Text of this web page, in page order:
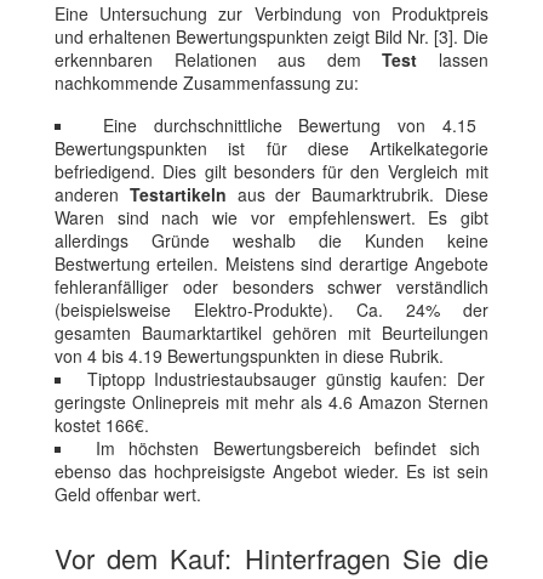
Eine Untersuchung zur Verbindung von Produktpreis
und erhaltenen Bewertungspunkten zeigt Bild Nr. [3]. Die
erkennbaren Relationen aus demTest lassen
nachkommende Zusammenfassung zu:
Eine durchschnittliche Bewertung von 4.15
Bewertungspunkten ist für diese Artikelkategorie
befriedigend. Dies gilt besonders für den Vergleich mit
anderen Testartikeln aus der Baumarktrubrik. Diese
Waren sind nach wie vor empfehlenswert. Es gibt
allerdings Gründe weshalb die Kunden keine
Bestwertung erteilen. Meistens sind derartige Angebote
fehleranfälliger oder besonders schwer verständlich
(beispielsweise Elektro-Produkte). Ca. 24% der
gesamten Baumarktartikel gehören mit Beurteilungen
von 4 bis 4.19 Bewertungspunkten in diese Rubrik.
Tiptopp Industriestaubsauger günstig kaufen: Der
geringste Onlinepreis mit mehr als 4.6 Amazon Sternen
kostet 166€.
Im höchsten Bewertungsbereich befindet sich
ebenso das hochpreisigste Angebot wieder. Es ist sein
Geld offenbar wert.
Vor dem Kauf: Hinterfragen Sie die